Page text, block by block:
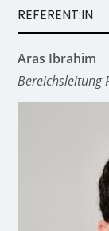
REFERENT:IN
Aras Ibrahim
Bereichsleitung